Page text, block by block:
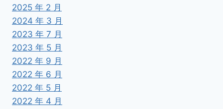
2025 年 2 月
2024 年 3 月
2023 年 7 月
2023 年 5 月
2022 年 9 月
2022 年 6 月
2022 年 5 月
2022 年 4 月